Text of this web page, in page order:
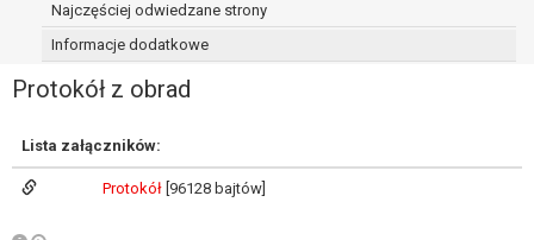
Najczęściej odwiedzane strony
Informacje dodatkowe
Protokół z obrad
Lista załączników:
Protokół [96128 bajtów]
podstawie umowy zawartej z osobą,
której dane dotyczą lub na podstawie
zgody wyrażonej przez tą osobę,
przetwarzanie odbywa się w sposób
prawo sprzeciwu wobec przetwarzania
danych na podstawie art. 21 RODO, wobec
przetwarzania danych osobowych, którego